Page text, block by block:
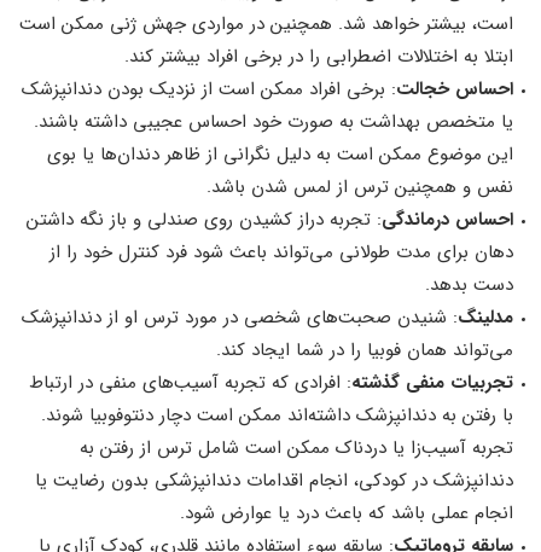
است، بیشتر خواهد شد. همچنین در مواردی جهش ژنی ممکن است
ابتلا به اختلالات اضطرابی را در برخی افراد بیشتر کند.
احساس خجالت: برخی افراد ممکن است از نزدیک بودن دندانپزشک
یا متخصص بهداشت به صورت خود احساس عجیبی داشته باشند.
این موضوع ممکن است به دلیل نگرانی از ظاهر دندان‌ها یا بوی
نفس و همچنین ترس از لمس شدن باشد.
احساس درماندگی: تجربه دراز کشیدن روی صندلی و باز نگه داشتن
دهان برای مدت طولانی می‌تواند باعث شود فرد کنترل خود را از
دست بدهد.
مدلینگ: شنیدن صحبت‌های شخصی در مورد ترس او از دندانپزشک
می‌تواند همان فوبیا را در شما ایجاد کند.
تجربیات منفی گذشته: افرادی که تجربه آسیب‌های منفی در ارتباط
با رفتن به دندانپزشک داشته‌اند ممکن است دچار دنتوفوبیا شوند.
تجربه آسیب‌زا یا دردناک ممکن است شامل ترس از رفتن به
دندانپزشک در کودکی، انجام اقدامات دندانپزشکی بدون رضایت یا
انجام عملی باشد که باعث درد یا عوارض شود.
سابقه تروماتیک: سابقه سوء استفاده مانند قلدری، کودک آزاری یا